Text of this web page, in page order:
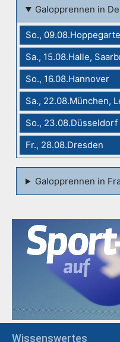
Galopprennen in
So.,
Sa., 15.08.Halle,
So., 16.08.Hannover
Sa., 22.08.München,
So., 23.08.Düsseldorf
Fr., 28.08.Dresden
Galopprennen in
Wissenswertes